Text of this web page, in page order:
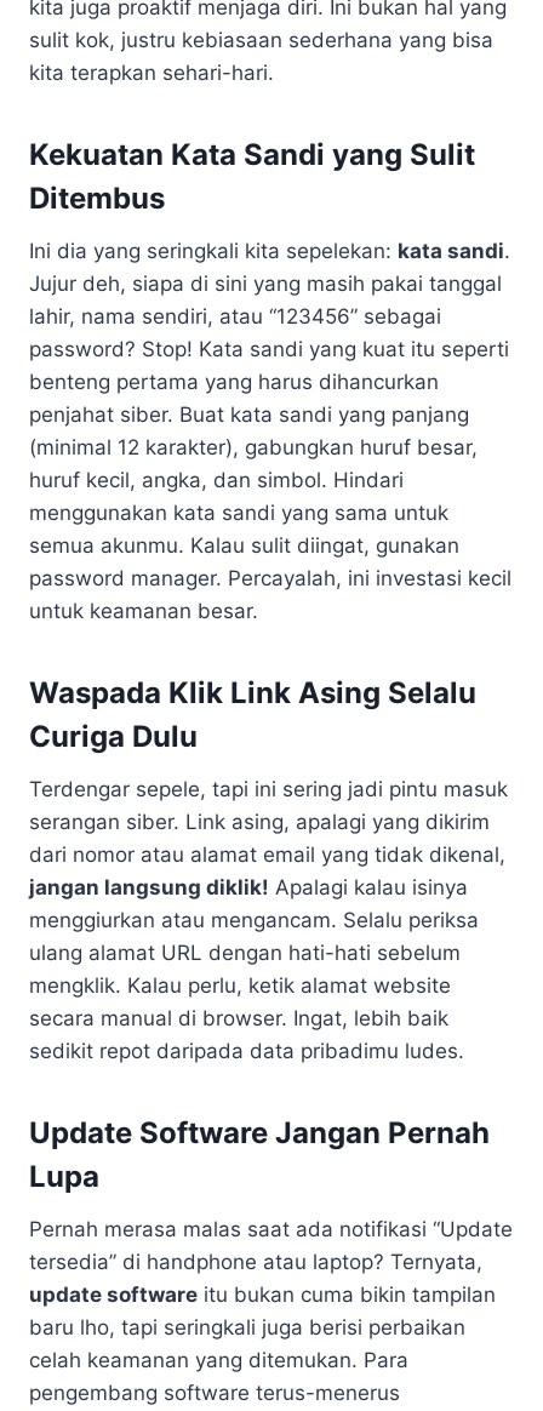
kita juga proaktif menjaga diri. Ini bukan hal yang
sulit kok, justru kebiasaan sederhana yang bisa
kita terapkan sehari-hari.
Kekuatan Kata Sandi yang Sulit
Ditembus
Ini dia yang seringkali kita sepelekan: kata sandi.
Jujur deh, siapa di sini yang masih pakai tanggal
lahir, nama sendiri, atau “123456” sebagai
password? Stop! Kata sandi yang kuat itu seperti
benteng pertama yang harus dihancurkan
penjahat siber. Buat kata sandi yang panjang
(minimal 12 karakter), gabungkan huruf besar,
huruf kecil, angka, dan simbol. Hindari
menggunakan kata sandi yang sama untuk
semua akunmu. Kalau sulit diingat, gunakan
password manager. Percayalah, ini investasi kecil
untuk keamanan besar.
Waspada Klik Link Asing Selalu
Curiga Dulu
Terdengar sepele, tapi ini sering jadi pintu masuk
serangan siber. Link asing, apalagi yang dikirim
dari nomor atau alamat email yang tidak dikenal,
jangan langsung diklik! Apalagi kalau isinya
menggiurkan atau mengancam. Selalu periksa
ulang alamat URL dengan hati-hati sebelum
mengklik. Kalau perlu, ketik alamat website
secara manual di browser. Ingat, lebih baik
sedikit repot daripada data pribadimu ludes.
Update Software Jangan Pernah
Lupa
Pernah merasa malas saat ada notifikasi “Update
tersedia” di handphone atau laptop? Ternyata,
update software itu bukan cuma bikin tampilan
baru lho, tapi seringkali juga berisi perbaikan
celah keamanan yang ditemukan. Para
pengembang software terus-menerus